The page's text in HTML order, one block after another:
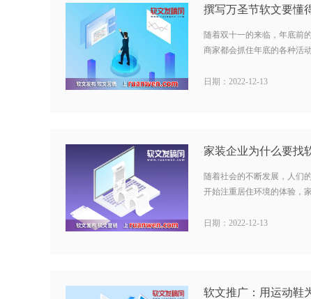
随着双十一的来临，年底前
商家都会抓住年底的各种活
日期：2022-12-13
随着社会的不断发展，人们
开始注重居住环境的体验，
日期：2022-12-13